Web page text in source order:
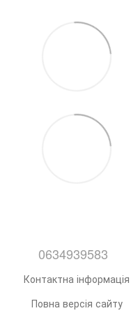
0634939583
Контактна інформація
Повна версія сайту